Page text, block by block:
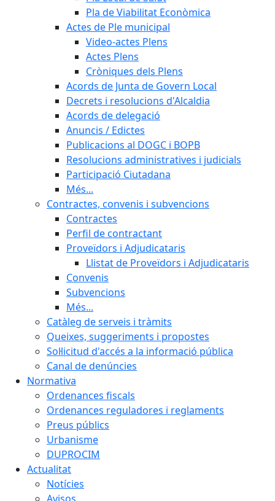
Pla de Viabilitat Econòmica
Actes de Ple municipal
Video-actes Plens
Actes Plens
Cròniques dels Plens
Acords de Junta de Govern Local
Decrets i resolucions d'Alcaldia
Acords de delegació
Anuncis / Edictes
Publicacions al DOGC i BOPB
Resolucions administratives i judicials
Participació Ciutadana
Més...
Contractes, convenis i subvencions
Contractes
Perfil de contractant
Proveïdors i Adjudicataris
Llistat de Proveïdors i Adjudicataris
Convenis
Subvencions
Més...
Catàleg de serveis i tràmits
Queixes, suggeriments i propostes
Sol·licitud d'accés a la informació pública
Canal de denúncies
Normativa
Ordenances fiscals
Ordenances reguladores i reglaments
Preus públics
Urbanisme
DUPROCIM
Actualitat
Notícies